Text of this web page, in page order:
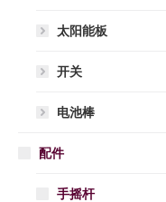
太阳能板
开关
电池棒
配件
手摇杆